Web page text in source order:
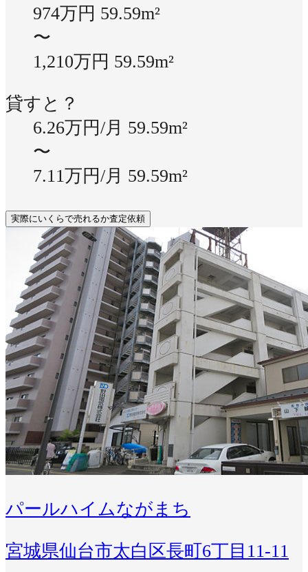
974万円 59.59m²
〜
1,210万円 59.59m²
貸すと？
6.26万円/月 59.59m²
〜
7.11万円/月 59.59m²
実際にいくらで売れるか査定依頼
パールハイムながまち
宮城県仙台市太白区長町6丁目11-11